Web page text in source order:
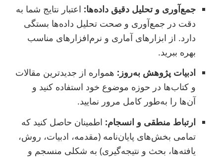
جمع‌آوری و تحلیل دقیق داده‌ها: اعتبار نتایج شما به
دقت در جمع‌آوری و صحت تحلیل داده‌ها بستگی
دارد. از ابزارهای آماری و نرم‌افزارهای مناسب
بهره ببرید.
ادبیات پژوهش به‌روز: همواره از جدیدترین مقالات
و کتاب‌ها در حوزه موضوع خود استفاده کنید و
آن‌ها را به‌طور کامل مرور نمایید.
ارتباط منطقی و انسجام: اطمینان حاصل کنید که
تمامی بخش‌های پایان‌نامه (مقدمه، ادبیات، روش،
یافته‌ها، بحث و نتیجه‌گیری) به شکلی منسجم و